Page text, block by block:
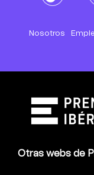
Nosotros
Otras webs de